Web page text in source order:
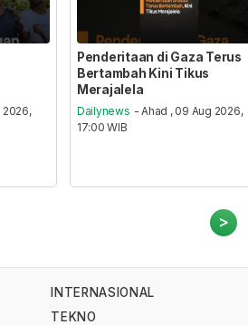
2026,
Penderitaan di Gaza Terus
Bertambah Kini Tikus
Merajalela
Dailynews - Ahad , 09 Aug 2026,
17:00 WIB
>
INTERNASIONAL
TEKNO